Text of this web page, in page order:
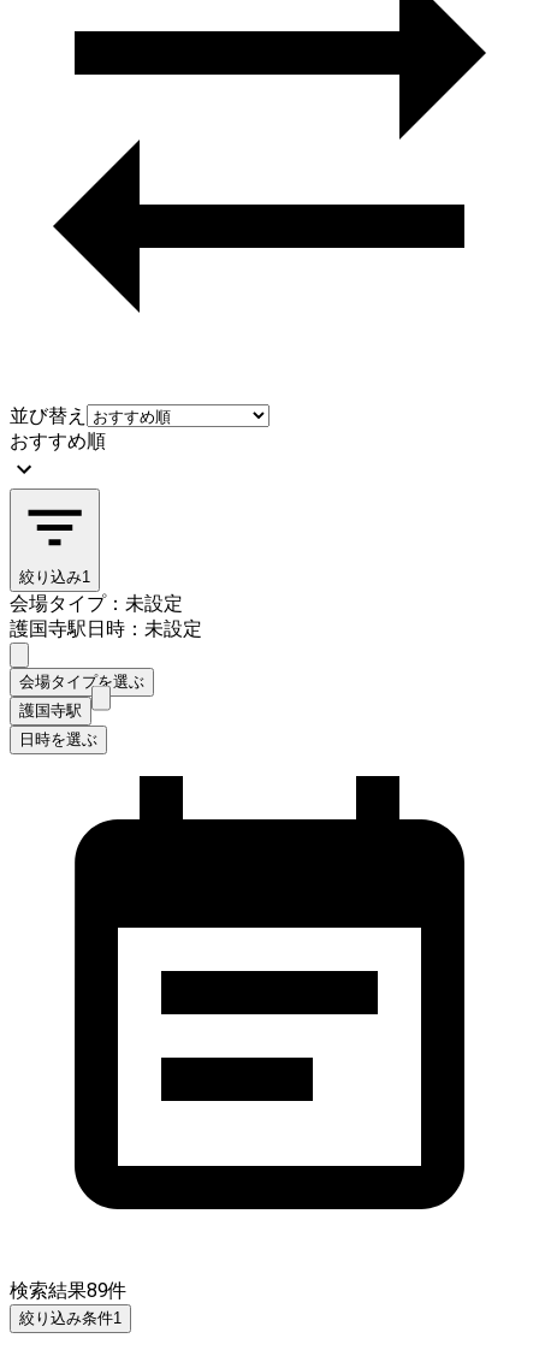
並び替え
おすすめ順
絞り込み1
会場タイプ：未設定
護国寺駅日時：未設定
会場タイプを選ぶ
護国寺駅
日時を選ぶ
検索結果89件
絞り込み条件1